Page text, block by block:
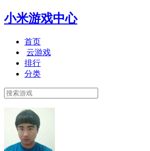
小米游戏中心
首页
云游戏
排行
分类